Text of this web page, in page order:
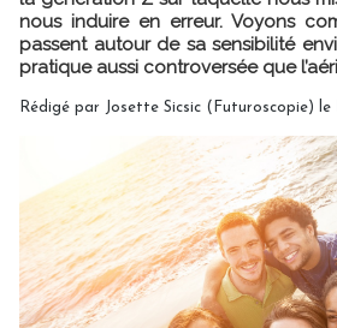
nous induire en erreur. Voyons
passent autour de sa sensibilité
pratique aussi controversée que
Rédigé par Josette Sicsic (Futuroscopie) le